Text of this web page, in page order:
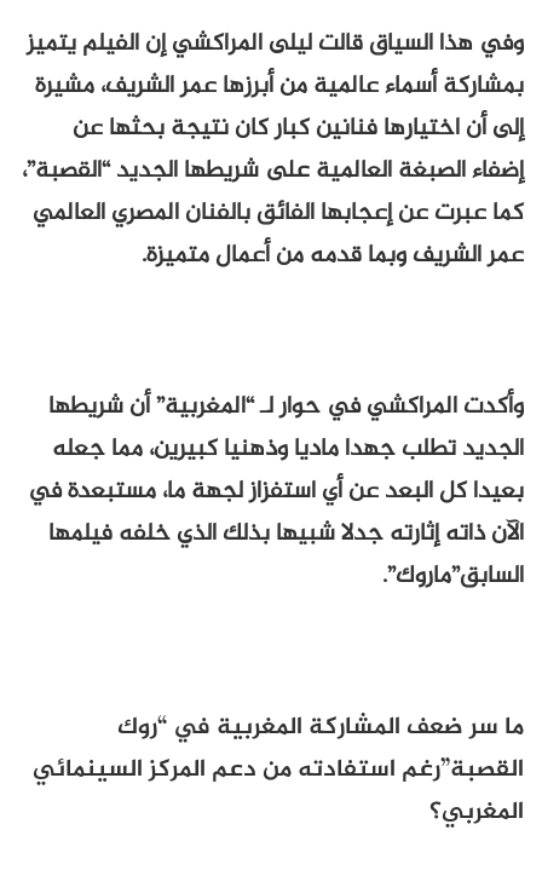
وفي هذا السياق قالت ليلى المراكشي إن الفيلم يتميز
بمشاركة أسماء عالمية من أبرزها عمر الشريف، مشيرة
إلى أن اختيارها فنانين كبار كان نتيجة بحثها عن
إضفاء الصبغة العالمية على شريطها الجديد “القصبة”،
كما عبرت عن إعجابها الفائق بالفنان المصري العالمي
عمر الشريف وبما قدمه من أعمال متميزة.
وأكدت المراكشي في حوار لـ “المغربية” أن شريطها
الجديد تطلب جهدا ماديا وذهنيا كبيرين، مما جعله
بعيدا كل البعد عن أي استفزاز لجهة ما، مستبعدة في
الآن ذاته إثارته جدلا شبيها بذلك الذي خلفه فيلمها
السابق”ماروك”.
ما سر ضعف المشاركة المغربية في “روك
القصبة”رغم استفادته من دعم المركز السينمائي
المغربي؟